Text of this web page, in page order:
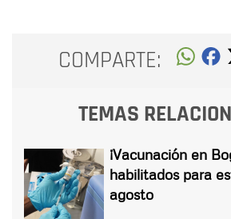
COMPARTE:
TEMAS
¡Vacunación en
habilitados para
agosto